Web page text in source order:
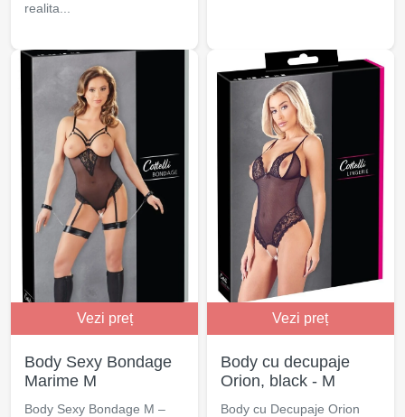
realita...
Vezi preț
Body Sexy Bondage
Marime M
Body Sexy Bondage M –
Vezi preț
Body cu decupaje
Orion, black - M
Body cu Decupaje Orion